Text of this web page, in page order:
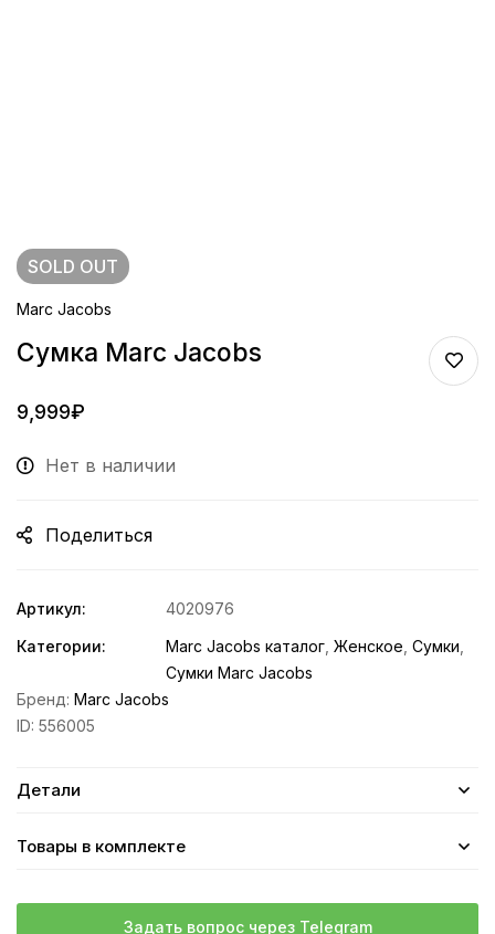
SOLD OUT
Marc Jacobs
Сумка Marc Jacobs
9,999₽
Нет в наличии
Поделиться
Артикул:
4020976
Категории:
Marc Jacobs каталог Женское Сумки
Сумки Marc Jacobs
Бренд: Marc Jacobs
ID: 556005
Детали
Товары в комплекте
Задать вопрос через Telegram